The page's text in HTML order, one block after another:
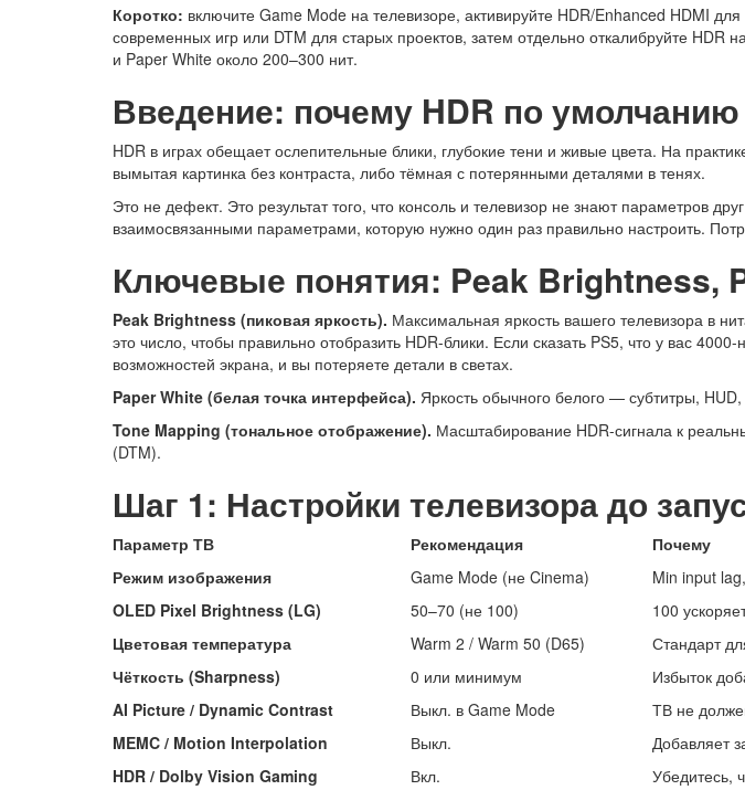
Коротко: включите Game Mode на телевизоре, активируйте HDR/Enhanced HDMI
современных игр или DTM для старых проектов, затем отдельно откалибруйте HDR
и Paper White около 200–300 нит.
Введение: почему HDR по
HDR в играх обещает ослепительные блики, глубокие тени и живые цвета. На
вымытая картинка без контраста, либо тёмная с потерянными деталями в тенях.
Это не дефект. Это результат того, что консоль и телевизор не знают параметров
взаимосвязанными параметрами, которую нужно один раз правильно настроить.
Ключевые понятия: Peak Brightness,
Peak Brightness (пиковая яркость). Максимальная яркость вашего телевизора в
это число, чтобы правильно отобразить HDR-блики. Если сказать PS5, что у вас
возможностей экрана, и вы потеряете детали в светах.
Paper White (белая точка интерфейса). Яркость обычного белого — субтитры,
Tone Mapping (тональное отображение). Масштабирование HDR-сигнала к
(DTM).
Шаг 1: Настройки телевизора до
Параметр ТВ Рекомендация
Почему
Режим изображения
Game Mode (не Cinema)
Min input
OLED Pixel Brightness (LG)
50–70 (не 100)
100
Цветовая температура
Warm 2 / Warm 50 (D65)
Стандарт
Чёткость (Sharpness)
0 или минимум
Избыток
AI Picture / Dynamic Contrast
Выкл. в Game Mode
ТВ не
MEMC / Motion Interpolation
Выкл.
Добавляет
HDR / Dolby Vision Gaming
Вкл.
Убедитесь,